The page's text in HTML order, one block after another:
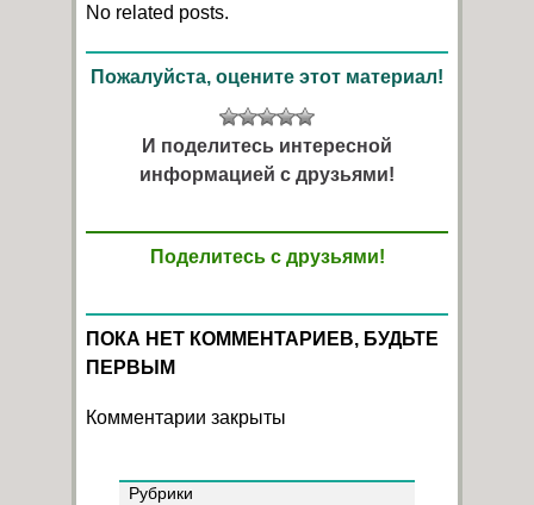
No related posts.
Пожалуйста, оцените этот материал!
И поделитесь интересной
информацией с друзьями!
Поделитесь с друзьями!
ПОКА НЕТ КОММЕНТАРИЕВ, БУДЬТЕ
ПЕРВЫМ
Комментарии закрыты
Рубрики